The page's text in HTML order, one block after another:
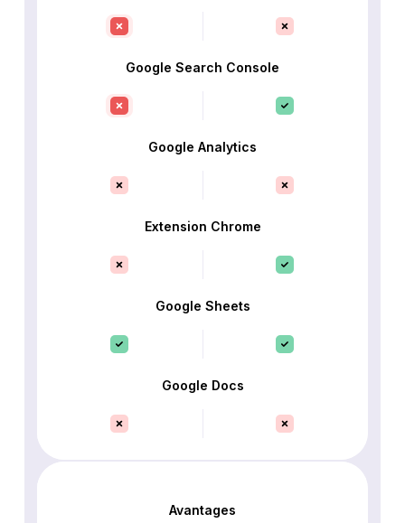
Google Search Console
Google Analytics
Extension Chrome
Google Sheets
Google Docs
Avantages